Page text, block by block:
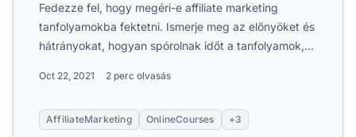
Fedezze fel, hogy megéri-e affiliate marketing
tanfolyamokba fektetni. Ismerje meg az előnyöket és
hátrányokat, hogyan spórolnak időt a tanfolyamok,
Oct 22, 2021 2 perc olvasás
AffiliateMarketing OnlineCourses +3